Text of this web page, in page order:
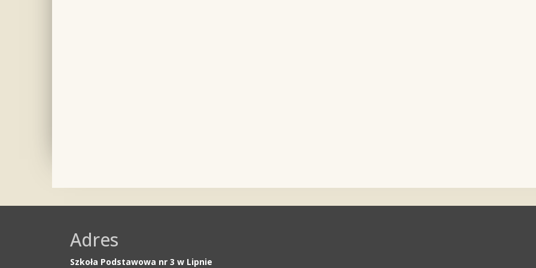
Adres
Szkoła Podstawowa nr 3 w Lipnie